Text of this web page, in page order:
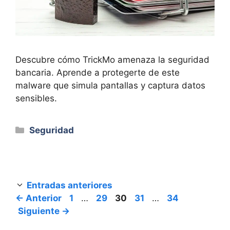
Descubre cómo TrickMo amenaza la seguridad
bancaria. Aprende a protegerte de este
malware que simula pantallas y captura datos
sensibles.
Categorías
Seguridad
Entradas anteriores
← Anterior Página
1 … Página
29 Página
30 Página
31 … Página
34
Siguiente →